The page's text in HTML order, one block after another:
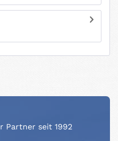
Partner seit 1992